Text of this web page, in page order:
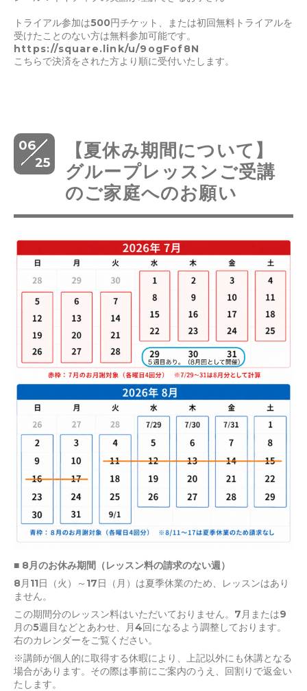
トライアル参加は500円チケット、または初回無料トライアルを
受けたことのない方は無料参加可能です。
https://square.link/u/9ogFof8N
こちらで決済をされた方より順に受付いたします。
06
25
【夏休み期間について】
グループレッスンご受講
のご家庭へのお願い
■ 8月のお休み期間（レッスン料の請求のない週）
8月11日（火）～17日（月）は夏季休業のため、レッスンはあり
ません。
この期間分のレッスン料はいただいておりません。7月または9
月の5週目などとあわせ、月4回になるよう調整しております。
右のカレンダーをご覧ください。
※講師が個人的に取得する休暇により、上記以外にも休講となる
場合があります。その際は事前にご案内のうえ、回割りで返金い
たします。